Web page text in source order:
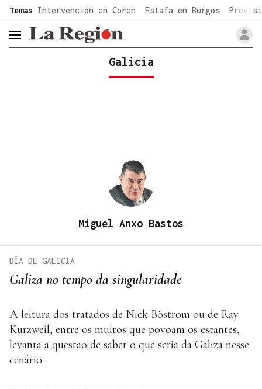
common.go-to-content
Temas Intervención en Coren Estafa en Burgos
header.menu.open
Galicia
Miguel Anxo Bastos
Galiza no tempo da singularidade
DÍA DE GALICIA
A leitura dos tratados de Nick Böstrom ou de Ray
Kurzweil, entre os muitos que povoam os estantes,
levanta a questão de saber o que seria da Galiza nesse
cenário.